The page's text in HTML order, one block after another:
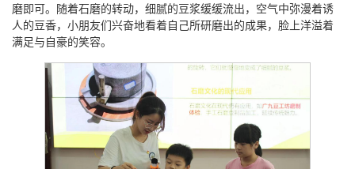
磨即可。随着石磨的转动，细腻的豆浆缓缓流出，空气中弥漫着诱
人的豆香，小朋友们兴奋地看着自己所研磨出的成果，脸上洋溢着
满足与自豪的笑容。